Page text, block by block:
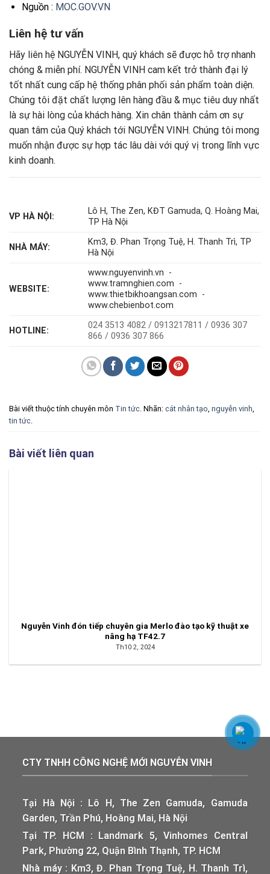
Nguồn : MOC.GOV.VN
Liên hệ tư vấn
Hãy liên hệ NGUYỄN VINH, quý khách sẽ được hỗ trợ nhanh
chóng & miễn phí. NGUYỄN VINH cam kết trở thành đại lý
tốt nhất cung cấp hệ thống phân phối sản phẩm toàn diện.
Chúng tôi đặt chất lượng lên hàng đầu & mục tiêu duy nhất
là sự hài lòng của khách hàng. Xin chân thành cảm ơn sự
quan tâm của Quý khách tới NGUYỄN VINH. Chúng tôi mong
muốn nhận được sự hợp tác lâu dài với quý vị trong lĩnh vực
kinh doanh.
VP HÀ NỘI:
Lô H, The Zen, KĐT Gamuda, Q. Hoàng Mai,
TP Hà Nội
NHÀ MÁY:
Km3, Đ. Phan Trọng Tuệ, H. Thanh Trì, TP
Hà Nội
WEBSITE:
www.nguyenvinh.vn -
www.tramnghien.com -
www.thietbikhoangsan.com -
www.chebienbot.com
HOTLINE:
024 3513 4082 / 0913217811 / 0936 307
866 / 0936 307 866
Bài viết thuộc tính chuyên môn Tin tức . Nhãn: cát nhân tạo nguyễn vinh
tin tức
Bài viết liên quan
Nguyễn Vinh đón tiếp chuyên gia Merlo đào tạo kỹ thuật xe
nâng hạ TF42.7
Th10 2, 2024
CTY TNHH CÔNG NGHỆ MỚI NGUYỄN VINH
Tại Hà Nội : Lô H, The Zen Gamuda, Gamuda
Garden, Trần Phú, Hoàng Mai, Hà Nội
Tại TP. HCM : Landmark 5, Vinhomes Central
Park, Phường 22, Quận Bình Thạnh, TP. HCM
Nhà máy : Km3, Đ. Phan Trọng Tuệ, H. Thanh Trì,